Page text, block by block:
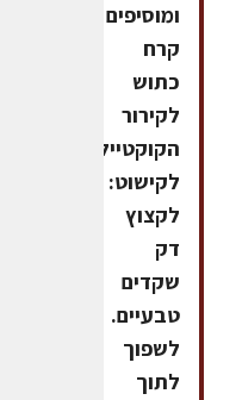
ומוסיפים
קרח
כתוש
לקירור
הקוקטייל.
לקישוט:
לקצוץ
דק
שקדים
טבעיים.
לשפוך
לתוך